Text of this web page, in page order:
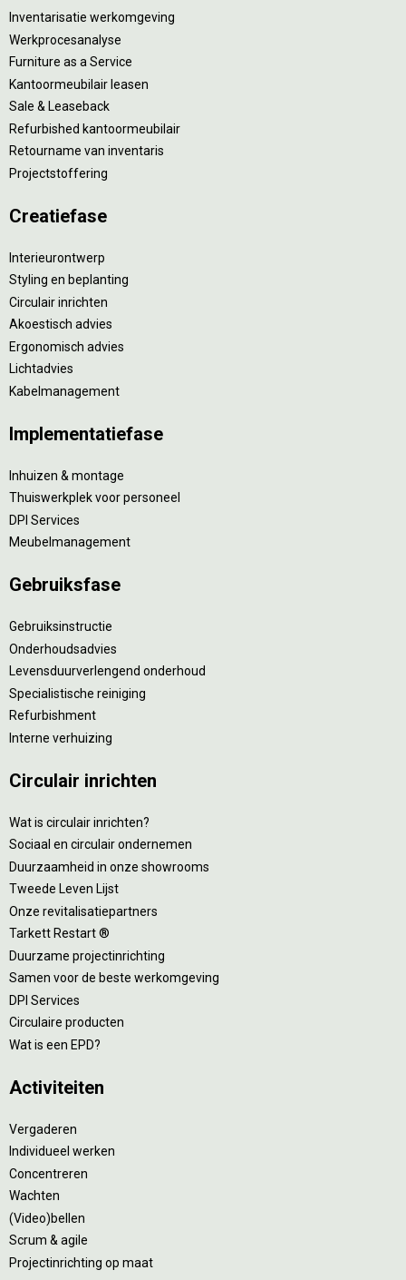
Inventarisatie werkomgeving
Werkprocesanalyse
Furniture as a Service
Kantoormeubilair leasen
Sale & Leaseback
Refurbished kantoormeubilair
Retourname van inventaris
Projectstoffering
Creatiefase
Interieurontwerp
Styling en beplanting
Circulair inrichten
Akoestisch advies
Ergonomisch advies
Lichtadvies
Kabelmanagement
Implementatiefase
Inhuizen & montage
Thuiswerkplek voor personeel
DPI Services
Meubelmanagement
Gebruiksfase
Gebruiksinstructie
Onderhoudsadvies
Levensduurverlengend onderhoud
Specialistische reiniging
Refurbishment
Interne verhuizing
Circulair inrichten
Wat is circulair inrichten?
Sociaal en circulair ondernemen
Duurzaamheid in onze showrooms
Tweede Leven Lijst
Onze revitalisatiepartners
Tarkett Restart ®
Duurzame projectinrichting
Samen voor de beste werkomgeving
DPI Services
Circulaire producten
Wat is een EPD?
Activiteiten
Vergaderen
Individueel werken
Concentreren
Wachten
(Video)bellen
Scrum & agile
Projectinrichting op maat